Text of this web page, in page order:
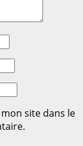
site dans le